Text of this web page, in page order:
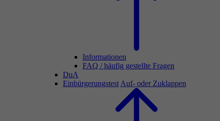
Informationen
FAQ / häufig gestellte Fragen
DuA
Einbürgerungstest Auf- oder Zuklappen